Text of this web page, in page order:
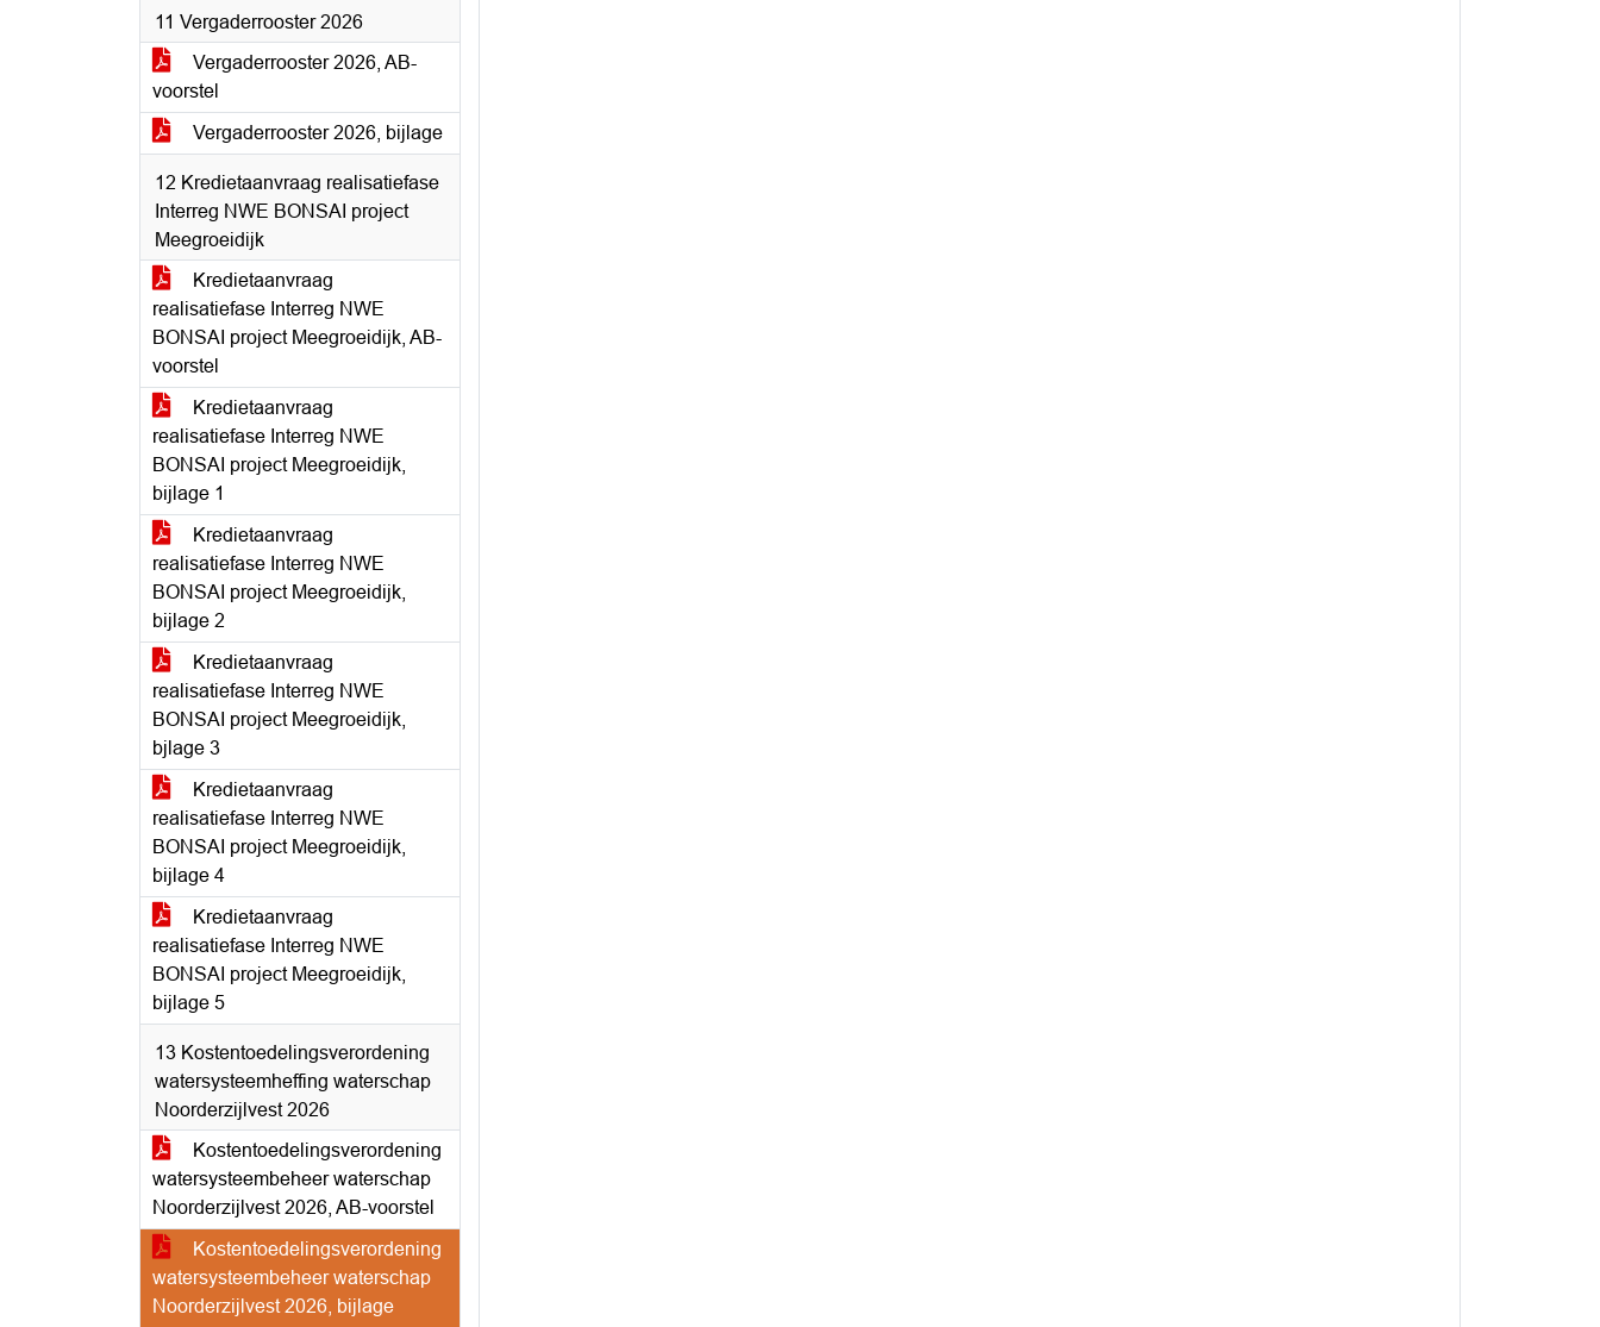
11 Vergaderrooster 2026
Vergaderrooster 2026, AB-
voorstel
Vergaderrooster 2026, bijlage
12 Kredietaanvraag realisatiefase
Interreg NWE BONSAI project
Meegroeidijk
Kredietaanvraag
realisatiefase Interreg NWE
BONSAI project Meegroeidijk, AB-
voorstel
Kredietaanvraag
realisatiefase Interreg NWE
BONSAI project Meegroeidijk,
bijlage 1
Kredietaanvraag
realisatiefase Interreg NWE
BONSAI project Meegroeidijk,
bijlage 2
Kredietaanvraag
realisatiefase Interreg NWE
BONSAI project Meegroeidijk,
bjlage 3
Kredietaanvraag
realisatiefase Interreg NWE
BONSAI project Meegroeidijk,
bijlage 4
Kredietaanvraag
realisatiefase Interreg NWE
BONSAI project Meegroeidijk,
bijlage 5
13 Kostentoedelingsverordening
watersysteemheffing waterschap
Noorderzijlvest 2026
Kostentoedelingsverordening
watersysteembeheer waterschap
Noorderzijlvest 2026, AB-voorstel
Kostentoedelingsverordening
watersysteembeheer waterschap
Noorderzijlvest 2026, bijlage